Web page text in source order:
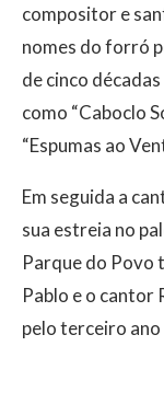
compositor e
nomes do forró
de cinco
como “Caboclo
“Espumas ao
Em seguida a
sua estreia no
Parque do Povo
Pablo e o cantor
pelo terceiro